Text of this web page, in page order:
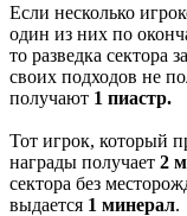
Если несколько
один из них по
то разведка сектора
своих подходов не
получают 1 пиастр.
Тот игрок, который
награды получает 2
сектора без
выдается 1 минерал.